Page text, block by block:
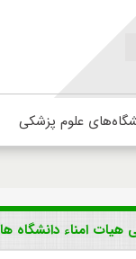
علوم پزشکی
امناء دانشگاه